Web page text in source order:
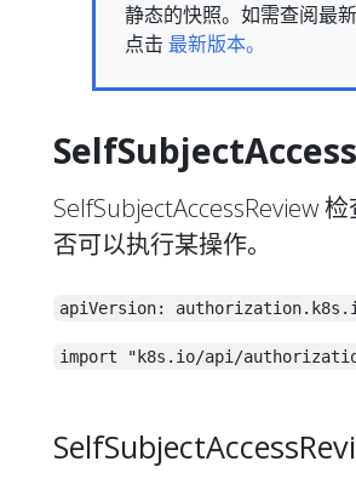
静态的快照。如需查阅最
点击 最新版本。
SelfSubjectAccessReview
否可以执行某操作。
apiVersion:
import "k8s.io/api/